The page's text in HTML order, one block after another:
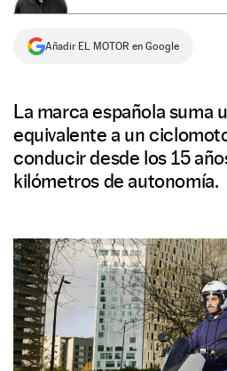
Añadir EL MOTOR en Google
La marca española suma
equivalente a un
conducir desde los 15
kilómetros de autonomía.